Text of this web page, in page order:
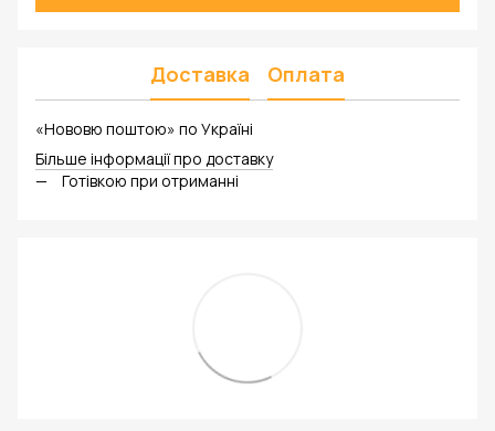
Доставка Оплата
«Нововю поштою» по Україні
Більше інформації про доставку
Готівкою при отриманні